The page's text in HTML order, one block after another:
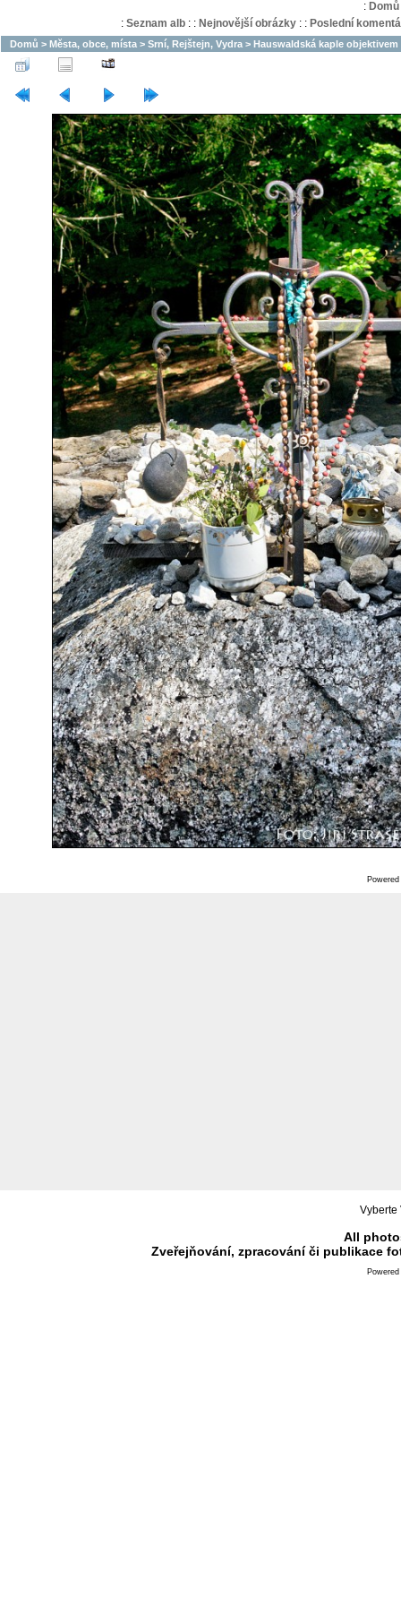
: Domů
: Seznam alb: : Nejnovější obrázky: : Poslední
Domů > Města, obce, místa > Srní, Rejštejn, Vydra > Hauswaldská kaple
Vyberte
All
Zveřejňování, zpracování či publikace